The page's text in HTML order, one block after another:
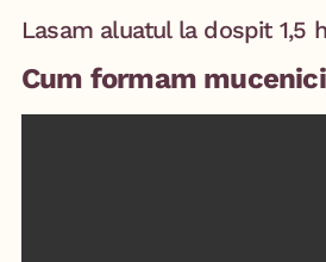
Lasam aluatul la dospit 1,5
Cum formam